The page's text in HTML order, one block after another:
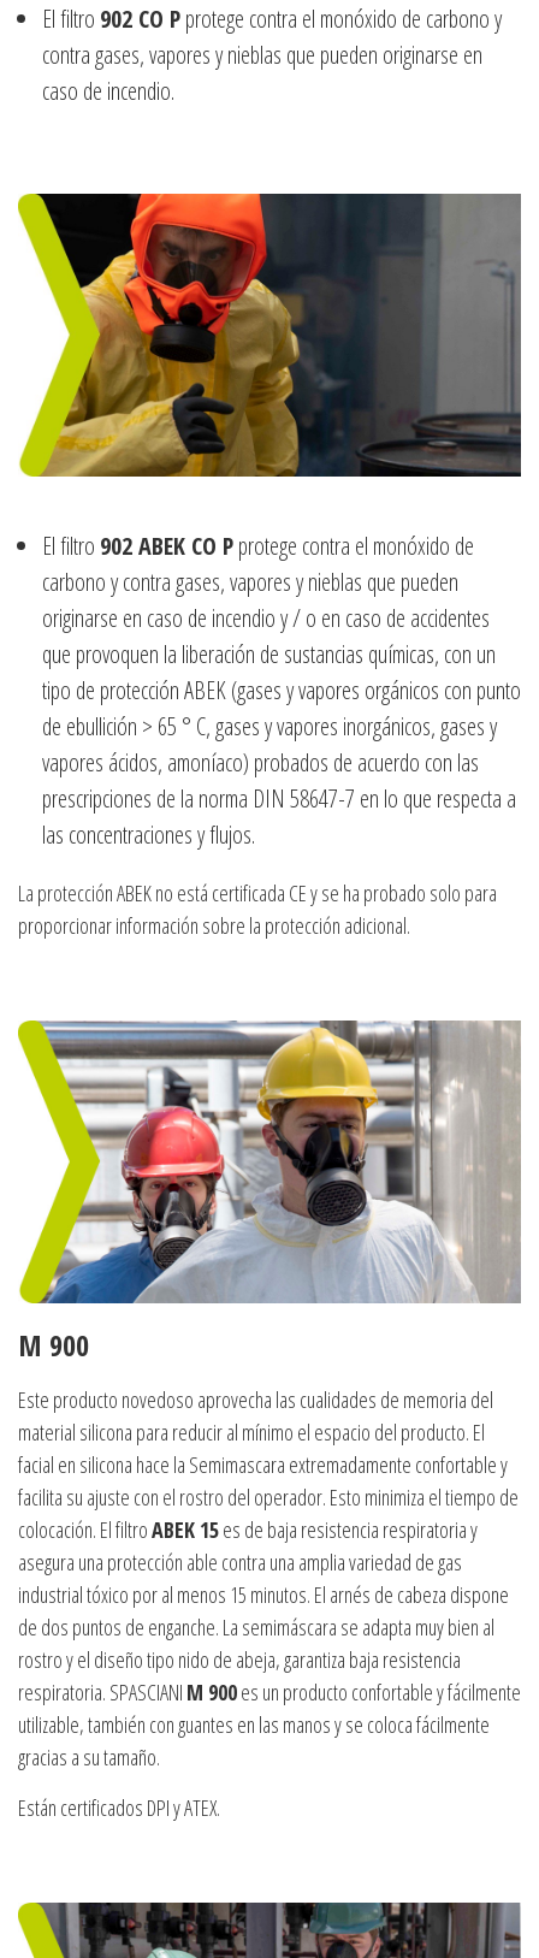
El filtro 902 CO Pprotege contra el monóxido de carbono y
contra gases, vapores y nieblas que pueden originarse en
caso de incendio.
El filtro 902 ABEK CO Pprotege contra el monóxido de
carbono y contra gases, vapores y nieblas que pueden
originarse en caso de incendio y / o en caso de accidentes
que provoquen la liberación de sustancias químicas, con un
tipo de protección ABEK (gases y vapores orgánicos con punto
de ebullición > 65 ° C, gases y vapores inorgánicos, gases y
vapores ácidos, amoníaco) probados de acuerdo con las
prescripciones de la norma DIN 58647-7 en lo que respecta a
las concentraciones y flujos.
La protección ABEK no está certificada CE y se ha probado solo para
proporcionar información sobre la protección adicional.
M 900
Este producto novedoso aprovecha las cualidades de memoria del
material silicona para reducir al mínimo el espacio del producto. El
facial en silicona hace la Semimascara extremadamente confortable y
facilita su ajuste con el rostro del operador. Esto minimiza el tiempo de
colocación. El filtroABEK 15es de baja resistencia respiratoria y
asegura una protección able contra una amplia variedad de gas
industrial tóxico por al menos 15 minutos. El arnés de cabeza dispone
de dos puntos de enganche. La semimáscara se adapta muy bien al
rostro y el diseño tipo nido de abeja, garantiza baja resistencia
respiratoria. SPASCIANI M 900es un producto confortable y fácilmente
utilizable, también con guantes en las manos y se coloca fácilmente
gracias a su tamaño.
Están certificados DPI y ATEX.